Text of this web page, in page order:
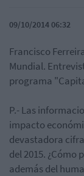
09/10/2014 06:32
Francisco
Mundial.
programa
P.- Las
impacto
devastadora
del 2015. ¿Cómo
además del